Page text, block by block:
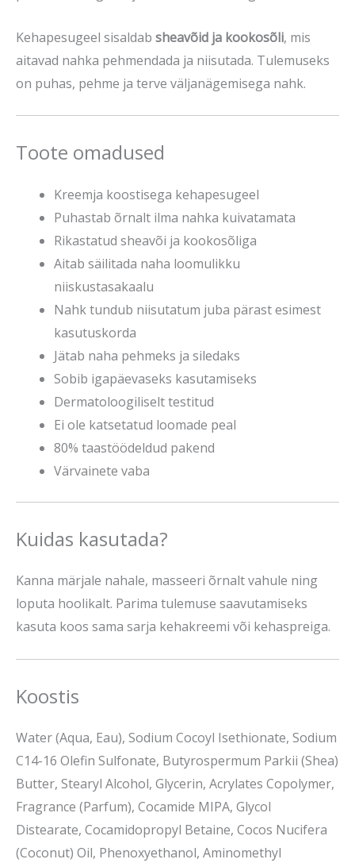
Kehapesugeel sisaldab sheavõid ja kookosõli, mis
aitavad nahka pehmendada ja niisutada. Tulemuseks
on puhas, pehme ja terve väljanägemisega nahk.
Toote omadused
Kreemja koostisega kehapesugeel
Puhastab õrnalt ilma nahka kuivatamata
Rikastatud sheavõi ja kookosõliga
Aitab säilitada naha loomulikku
niiskustasakaalu
Nahk tundub niisutatum juba pärast esimest
kasutuskorda
Jätab naha pehmeks ja siledaks
Sobib igapäevaseks kasutamiseks
Dermatoloogiliselt testitud
Ei ole katsetatud loomade peal
80% taastöödeldud pakend
Värvainete vaba
Kuidas kasutada?
Kanna märjale nahale, masseeri õrnalt vahule ning
loputa hoolikalt. Parima tulemuse saavutamiseks
kasuta koos sama sarja kehakreemi või kehaspreiga.
Koostis
Water (Aqua, Eau), Sodium Cocoyl Isethionate, Sodium
C14-16 Olefin Sulfonate, Butyrospermum Parkii (Shea)
Butter, Stearyl Alcohol, Glycerin, Acrylates Copolymer,
Fragrance (Parfum), Cocamide MIPA, Glycol
Distearate, Cocamidopropyl Betaine, Cocos Nucifera
(Coconut) Oil, Phenoxyethanol, Aminomethyl